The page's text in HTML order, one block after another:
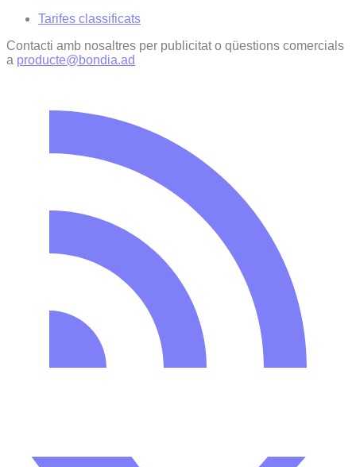
Tarifes classificats
Contacti amb nosaltres per publicitat o qüestions comercials
a producte@bondia.ad